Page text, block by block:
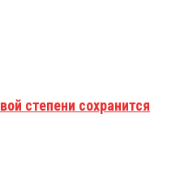
степени сохранится